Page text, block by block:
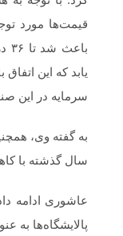
قیمت‌ها مورد
یابد که این
سرمایه‌ در این
به گفته وی،
سال گذشته با کاهش حدود ۳۵
عاشوری ادامه
پالایشگاه‌ها به